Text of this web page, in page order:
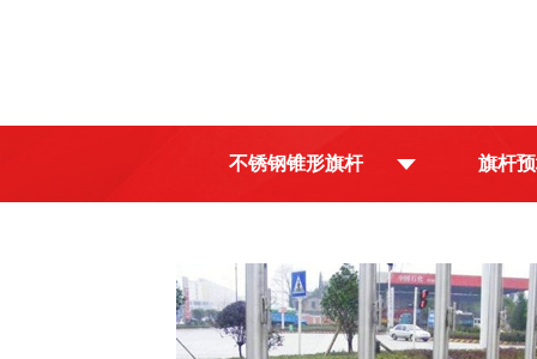
不锈钢锥形旗杆 旗杆